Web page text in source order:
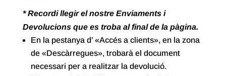
* Recordi llegir el nostre Enviaments i
Devolucions que es troba al final de la pàgina.
En la pestanya d’ «Accés a clients», en la zona
de «Descàrregues», trobarà el document
necessari per a realitzar la devolució.